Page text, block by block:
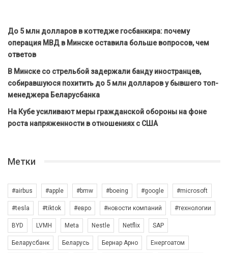
До 5 млн долларов в коттедже госбанкира: почему
операция МВД в Минске оставила больше вопросов, чем
ответов
В Минске со стрельбой задержали банду иностранцев,
собиравшуюся похитить до 5 млн долларов у бывшего топ-
менеджера Беларусбанка
На Кубе усиливают меры гражданской обороны на фоне
роста напряженности в отношениях с США
Метки
#airbus #apple #bmw #boeing #google #microsoft
#tesla #tiktok #евро #новости компаний #технологии
BYD LVMH Meta Nestle Netflix SAP
Беларусбанк Беларусь Бернар Арно Енергоатом